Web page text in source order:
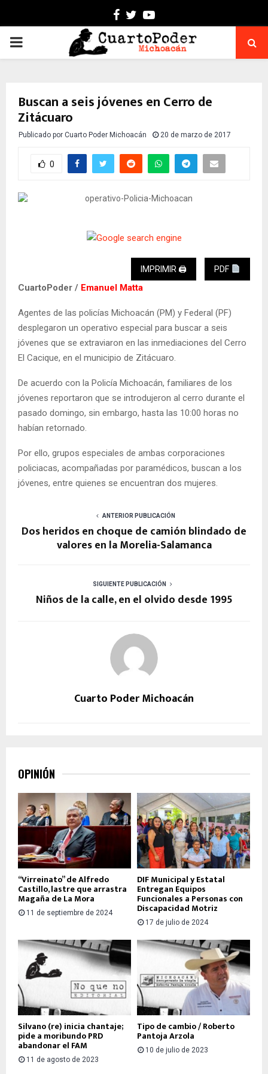
Facebook
TwitterYoutube
PRIMARY
Buscan a seis jóvenes en Cerro de
Zitácuaro
Publicado por Cuarto Poder Michoacán 20 de marzo de 2017
0
IMPRIMIR 🖨 PDF
CuartoPoder / Emanuel Matta
Agentes de las policías Michoacán (PM) y Federal (PF)
desplegaron un operativo especial para buscar a seis
jóvenes que se extraviaron en las inmediaciones del Cerro
El Cacique, en el municipio de Zitácuaro.
De acuerdo con la Policía Michoacán, familiares de los
jóvenes reportaron que se introdujeron al cerro durante el
pasado domingo, sin embargo, hasta las 10:00 horas no
habían retornado.
Por ello, grupos especiales de ambas corporaciones
policiacas, acompañadas por paramédicos, buscan a los
jóvenes, entre quienes se encuentran dos mujeres.
ANTERIOR PUBLICACIÓN
Dos heridos en choque de camión blindado de
valores en la Morelia-Salamanca
SIGUIENTE PUBLICACIÓN
Niños de la calle, en el olvido desde 1995
Cuarto Poder Michoacán
OPINIÓN
“Virreinato” de Alfredo
Castillo, lastre que arrastra
Magaña de La Mora
11 de septiembre de 2024
DIF Municipal y Estatal
Entregan Equipos
Funcionales a Personas con
Discapacidad Motriz
17 de julio de 2024
Silvano (re) inicia chantaje;
pide a moribundo PRD
abandonar el FAM
11 de agosto de 2023
Tipo de cambio / Roberto
Pantoja Arzola
10 de julio de 2023